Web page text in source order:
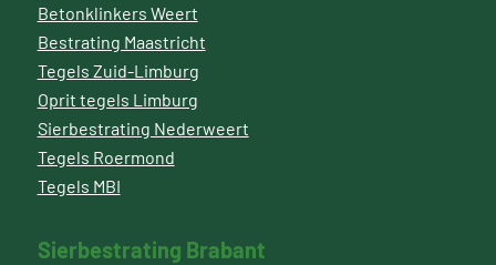
Betonklinkers Weert
Bestrating Maastricht
Tegels Zuid-Limburg
Oprit tegels Limburg
Sierbestrating Nederweert
Tegels Roermond
Tegels MBI
Sierbestrating Brabant